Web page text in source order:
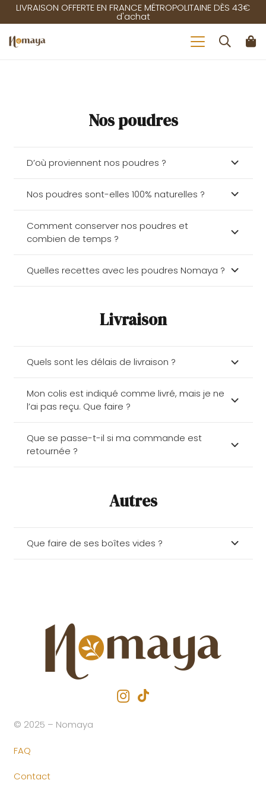
LIVRAISON OFFERTE EN FRANCE MÉTROPOLITAINE DÈS 43€
d'achat
Nos poudres
D’où proviennent nos poudres ?
Nos poudres sont-elles 100% naturelles ?
Comment conserver nos poudres et
combien de temps ?
Quelles recettes avec les poudres Nomaya ?
Livraison
Quels sont les délais de livraison ?
Mon colis est indiqué comme livré, mais je ne
l’ai pas reçu. Que faire ?
Que se passe-t-il si ma commande est
retournée ?
Autres
Que faire de ses boîtes vides ?
© 2025 – Nomaya
FAQ
Contact